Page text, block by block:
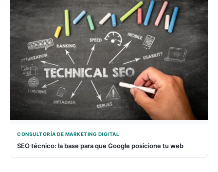
CONSULTORÍA DE MARKETING DIGITAL
SEO técnico: la base para que Google posicione tu web